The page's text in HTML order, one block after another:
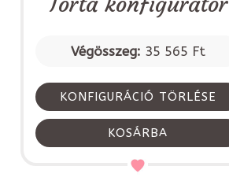
Végösszeg: 35 565 Ft
KONFIGURÁCIÓ TÖRLÉSE
KOSÁRBA